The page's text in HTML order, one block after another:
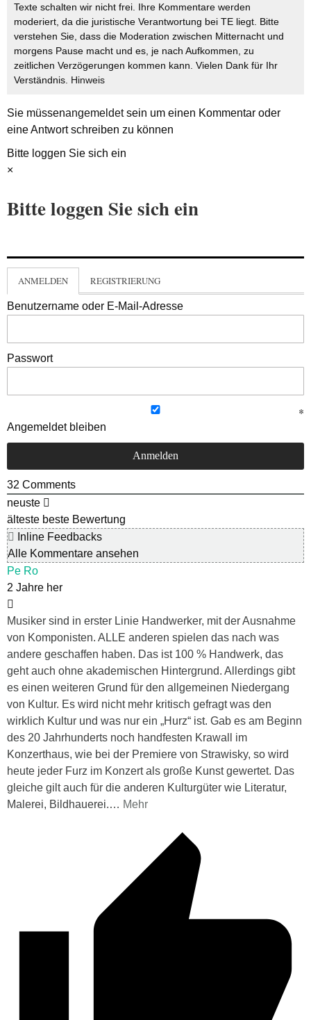
Texte schalten wir nicht frei. Ihre Kommentare werden
moderiert, da die juristische Verantwortung bei TE liegt. Bitte
verstehen Sie, dass die Moderation zwischen Mitternacht und
morgens Pause macht und es, je nach Aufkommen, zu
zeitlichen Verzögerungen kommen kann. Vielen Dank für Ihr
Verständnis. Hinweis
Sie müssenangemeldetsein um einen Kommentar oder
eine Antwort schreiben zu können
Bitte loggen Sie sich ein
×
Bitte loggen Sie sich ein
ANMELDEN REGISTRIERUNG
Benutzername oder E-Mail-Adresse
Passwort
Angemeldet bleiben
32 Comments
neuste
älteste beste Bewertung
Inline Feedbacks
Alle Kommentare ansehen
Pe Ro
2 Jahre her
Musiker sind in erster Linie Handwerker, mit der Ausnahme
von Komponisten. ALLE anderen spielen das nach was
andere geschaffen haben. Das ist 100 % Handwerk, das
geht auch ohne akademischen Hintergrund. Allerdings gibt
es einen weiteren Grund für den allgemeinen Niedergang
von Kultur. Es wird nicht mehr kritisch gefragt was den
wirklich Kultur und was nur ein „Hurz“ ist. Gab es am Beginn
des 20 Jahrhunderts noch handfesten Krawall im
Konzerthaus, wie bei der Premiere von Strawisky, so wird
heute jeder Furz im Konzert als große Kunst gewertet. Das
gleiche gilt auch für die anderen Kulturgüter wie Literatur,
Malerei, Bildhauerei.… Mehr